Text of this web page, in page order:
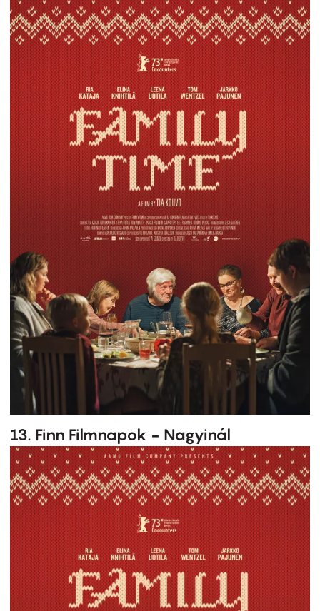
13. Finn Filmnapok - Nagyinál